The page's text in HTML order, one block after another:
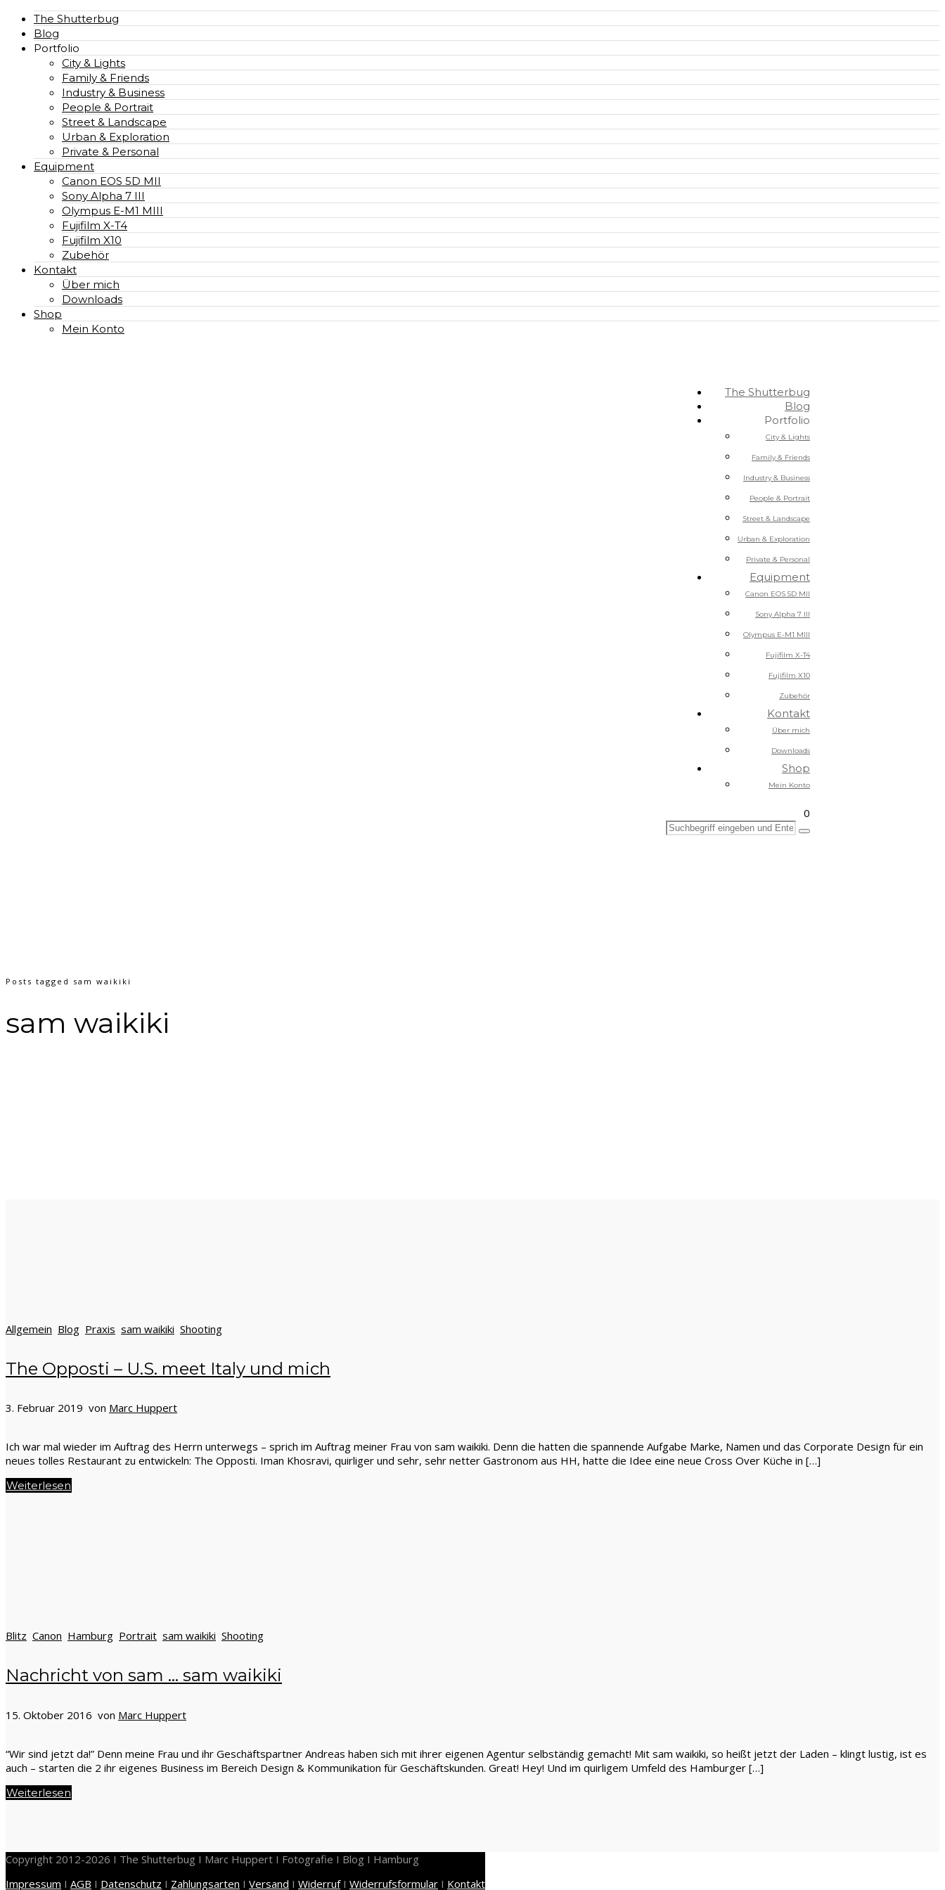
The Shutterbug
Blog
Portfolio
City & Lights
Family & Friends
Industry & Business
People & Portrait
Street & Landscape
Urban & Exploration
Private & Personal
Equipment
Canon EOS 5D MII
Sony Alpha 7 III
Olympus E-M1 MIII
Fujifilm X-T4
Fujifilm X10
Zubehör
Kontakt
Über mich
Downloads
Shop
Mein Konto
The Shutterbug
Blog
Portfolio
City & Lights
Family & Friends
Industry & Business
People & Portrait
Street & Landscape
Urban & Exploration
Private & Personal
Equipment
Canon EOS 5D MII
Sony Alpha 7 III
Olympus E-M1 MIII
Fujifilm X-T4
Fujifilm X10
Zubehör
Kontakt
Über mich
Downloads
Shop
Mein Konto
0
Posts tagged sam waikiki
sam waikiki
Allgemein Blog Praxis sam waikiki Shooting
The Opposti – U.S. meet Italy und mich
3. Februar 2019 von Marc Huppert
Ich war mal wieder im Auftrag des Herrn unterwegs – sprich im Auftrag meiner Frau von sam waikiki. Denn die hatten die spannende Aufgabe Marke, Namen und das Corporate Design für ein
neues tolles Restaurant zu entwickeln: The Opposti. Iman Khosravi, quirliger und sehr, sehr netter Gastronom aus HH, hatte die Idee eine neue Cross Over Küche in […]
Weiterlesen
Blitz Canon Hamburg Portrait sam waikiki Shooting
Nachricht von sam … sam waikiki
15. Oktober 2016 von Marc Huppert
“Wir sind jetzt da!” Denn meine Frau und ihr Geschäftspartner Andreas haben sich mit ihrer eigenen Agentur selbständig gemacht! Mit sam waikiki, so heißt jetzt der Laden – klingt lustig, ist es
auch – starten die 2 ihr eigenes Business im Bereich Design & Kommunikation für Geschäftskunden. Great! Hey! Und im quirligem Umfeld des Hamburger […]
Weiterlesen
Copyright 2012-2026 I The Shutterbug I Marc Huppert I Fotografie I Blog I Hamburg
Impressum I AGB I Datenschutz I Zahlungsarten I Versand I WiderrufI Widerrufsformular I Kontakt